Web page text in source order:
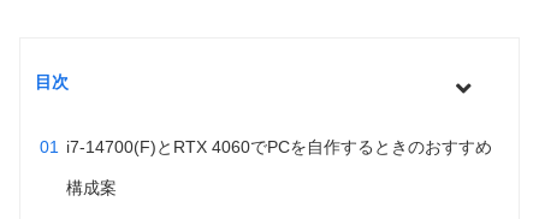
目次
i7-14700(F)とRTX 4060でPCを自作するときのおすすめ
構成案